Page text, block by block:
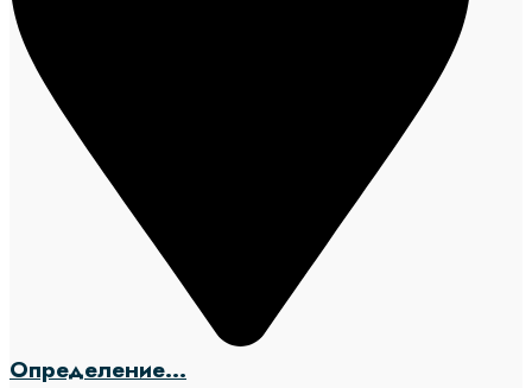
Определение...